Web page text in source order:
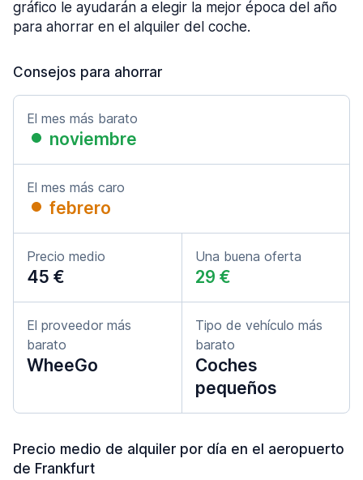
gráfico le ayudarán a elegir la mejor época del año
para ahorrar en el alquiler del coche.
Consejos para ahorrar
El mes más barato
noviembre
El mes más caro
febrero
Precio medio
45 €
Una buena oferta
29 €
El proveedor más
barato
WheeGo
Tipo de vehículo más
barato
Coches
pequeños
Precio medio de alquiler por día en el aeropuerto
de Frankfurt